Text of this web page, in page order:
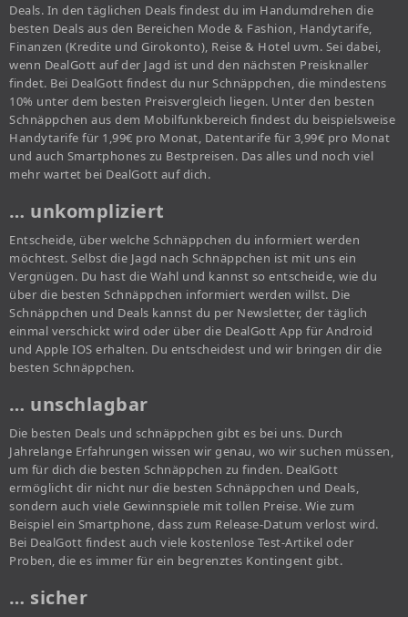
Deals. In den täglichen Deals findest du im Handumdrehen die
besten Deals aus den Bereichen Mode & Fashion, Handytarife,
Finanzen (Kredite und Girokonto), Reise & Hotel uvm. Sei dabei,
wenn DealGott auf der Jagd ist und den nächsten Preisknaller
findet. Bei DealGott findest du nur Schnäppchen, die mindestens
10% unter dem besten Preisvergleich liegen. Unter den besten
Schnäppchen aus dem Mobilfunkbereich findest du beispielsweise
Handytarife für 1,99€ pro Monat, Datentarife für 3,99€ pro Monat
und auch Smartphones zu Bestpreisen. Das alles und noch viel
mehr wartet bei DealGott auf dich.
… unkompliziert
Entscheide, über welche Schnäppchen du informiert werden
möchtest. Selbst die Jagd nach Schnäppchen ist mit uns ein
Vergnügen. Du hast die Wahl und kannst so entscheide, wie du
über die besten Schnäppchen informiert werden willst. Die
Schnäppchen und Deals kannst du per Newsletter, der täglich
einmal verschickt wird oder über die DealGott App für Android
und Apple IOS erhalten. Du entscheidest und wir bringen dir die
besten Schnäppchen.
… unschlagbar
Die besten Deals und schnäppchen gibt es bei uns. Durch
Jahrelange Erfahrungen wissen wir genau, wo wir suchen müssen,
um für dich die besten Schnäppchen zu finden. DealGott
ermöglicht dir nicht nur die besten Schnäppchen und Deals,
sondern auch viele Gewinnspiele mit tollen Preise. Wie zum
Beispiel ein Smartphone, dass zum Release-Datum verlost wird.
Bei DealGott findest auch viele kostenlose Test-Artikel oder
Proben, die es immer für ein begrenztes Kontingent gibt.
… sicher